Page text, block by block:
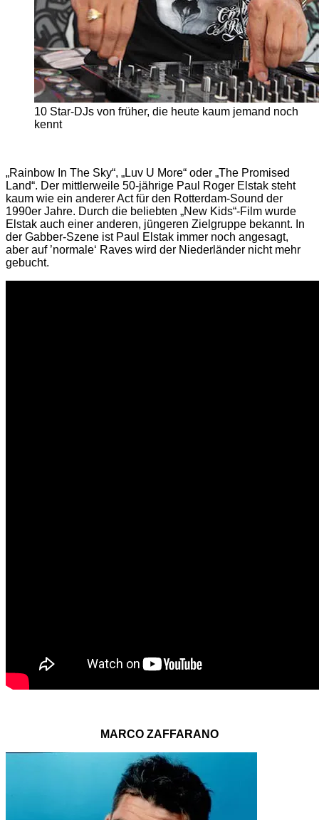
10 Star-DJs von früher, die heute kaum jemand noch
kennt
„Rainbow In The Sky“, „Luv U More“ oder „The Promised
Land“. Der mittlerweile 50-jährige Paul Roger Elstak steht
kaum wie ein anderer Act für den Rotterdam-Sound der
1990er Jahre. Durch die beliebten „New Kids“-Film wurde
Elstak auch einer anderen, jüngeren Zielgruppe bekannt. In
der Gabber-Szene ist Paul Elstak immer noch angesagt,
aber auf ’normale‘ Raves wird der Niederländer nicht mehr
gebucht.
MARCO ZAFFARANO